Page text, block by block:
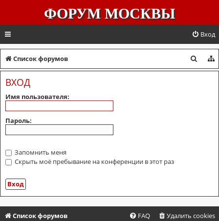
ФОРУМ МОСКВЫ
Вход
Список форумов
о
ВХОД
Имя пользователя:
Пароль:
Запомнить меня
Скрыть моё пребывание на конференции в этот раз
Список форумов Удалить cookies
FAQ